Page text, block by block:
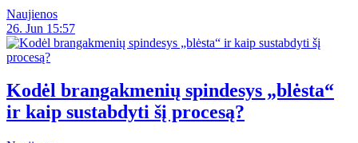
Naujienos
26. Jun 15:57
Kodėl brangakmenių spindesys „blėsta“
ir kaip sustabdyti šį procesą?